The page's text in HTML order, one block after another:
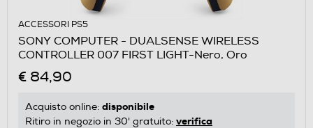
ACCESSORI PS5
SONY COMPUTER - DUALSENSE WIRELESS
CONTROLLER 007 FIRST LIGHT-Nero, Oro
€ 84,90
Acquisto online: disponibile
Ritiro in negozio in 30' gratuito: verifica